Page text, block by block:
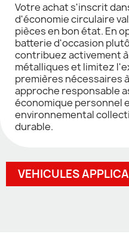
Votre achat s'inscrit
d'économie circulaire
pièces en bon état. En
batterie d'occasion
contribuez activement
métalliques et limitez
premières nécessaires
approche responsable
économique personnel
environnemental
durable.
VEHICULES